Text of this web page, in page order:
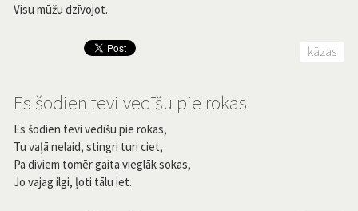
Visu mūžu dzīvojot.
kāzas
Es šodien tevi vedīšu pie rokas
Es šodien tevi vedīšu pie rokas,
Tu vaļā nelaid, stingri turi ciet,
Pa diviem tomēr gaita vieglāk sokas,
Jo vajag ilgi, ļoti tālu iet.